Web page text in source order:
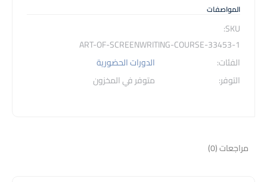
Screenwriting
Course
المواصفات
SKU:
33453-1-ART-OF-SCREENWRITING-COURSE
الفئات:
الدورات الحضورية
التوفر:
متوفر في المخزون
مراجعات (0)